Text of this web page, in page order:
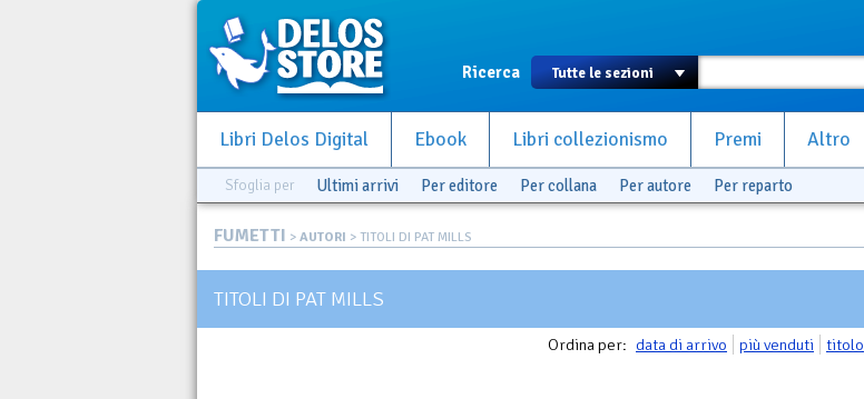
Ricerca
Libri Delos Digital Ebook Libri collezionismo Premi Altro
Sfoglia per Ultimi arrivi Per editore Per collana Per autore Per reparto
FUMETTI > AUTORI > TITOLI DI PAT MILLS
TITOLI DI PAT MILLS
Ordina per: data di arrivo più venduti titolo